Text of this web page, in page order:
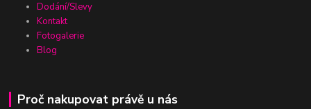
Dodání/Slevy
Kontakt
Fotogalerie
Blog
Proč nakupovat právě u nás